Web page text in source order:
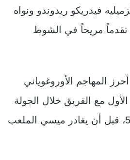
فيدريكو ريدوندو ونواه
تقدماً مريحاً في الشوط
المهاجم الأوروغوياني
مع الفريق خلال الجولة
الودية في الدقيقة 54، قبل أن يغادر ميسي الملعب